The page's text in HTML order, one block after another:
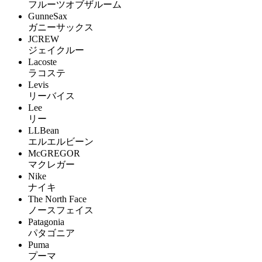
フルーツオブザルーム
GunneSax
ガニーサックス
JCREW
ジェイクルー
Lacoste
ラコステ
Levis
リーバイス
Lee
リー
LLBean
エルエルビーン
McGREGOR
マクレガー
Nike
ナイキ
The North Face
ノースフェイス
Patagonia
パタゴニア
Puma
プーマ